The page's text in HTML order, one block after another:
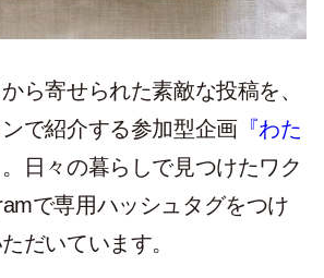
ら寄せられた素敵な投稿を、
で紹介する参加型企画『わた
。日々の暮らしで見つけたワク
で専用ハッシュタグをつけ
だいています。